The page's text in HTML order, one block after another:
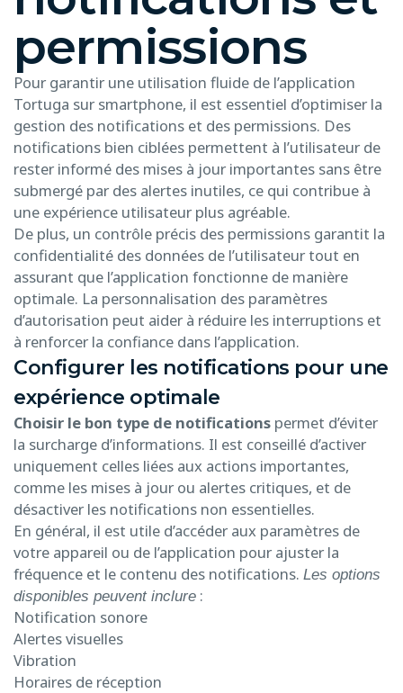
permissions
Pour garantir une utilisation fluide de l’application
Tortuga sur smartphone, il est essentiel d’optimiser la
gestion des notifications et des permissions. Des
notifications bien ciblées permettent à l’utilisateur de
rester informé des mises à jour importantes sans être
submergé par des alertes inutiles, ce qui contribue à
une expérience utilisateur plus agréable.
De plus, un contrôle précis des permissions garantit la
confidentialité des données de l’utilisateur tout en
assurant que l’application fonctionne de manière
optimale. La personnalisation des paramètres
d’autorisation peut aider à réduire les interruptions et
à renforcer la confiance dans l’application.
Configurer les notifications pour une
expérience optimale
Choisir le bon type de notifications permet d’éviter
la surcharge d’informations. Il est conseillé d’activer
uniquement celles liées aux actions importantes,
comme les mises à jour ou alertes critiques, et de
désactiver les notifications non essentielles.
En général, il est utile d’accéder aux paramètres de
votre appareil ou de l’application pour ajuster la
fréquence et le contenu des notifications. Les options
disponibles peuvent inclure :
Notification sonore
Alertes visuelles
Vibration
Horaires de réception